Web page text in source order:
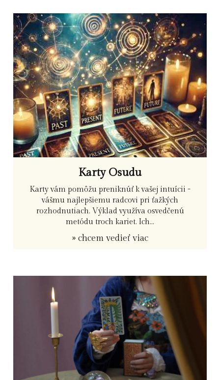
Karty Osudu
Karty vám pomôžu preniknúť k vašej intuícii -
vášmu najlepšiemu radcovi pri ťažkých
rozhodnutiach. Výklad využíva osvedčenú
metódu troch kariet. Ich...
» chcem vedieť viac